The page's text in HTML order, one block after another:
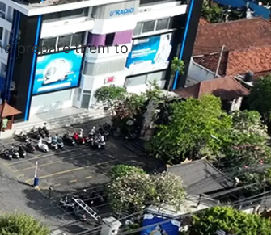
prepare them to